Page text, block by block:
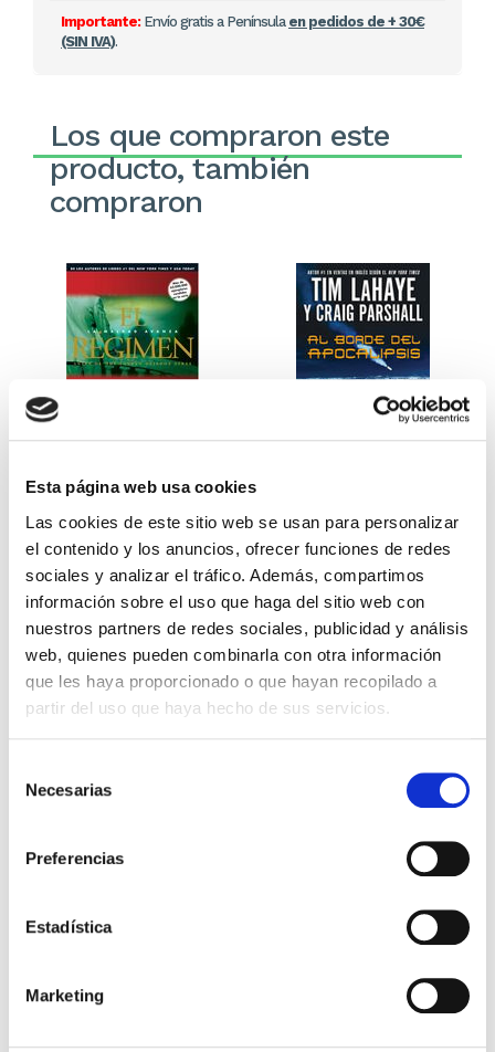
Esta página web usa cookies
Las cookies de este sitio web se usan para personalizar
el contenido y los anuncios, ofrecer funciones de redes
sociales y analizar el tráfico. Además, compartimos
información sobre el uso que haga del sitio web con
nuestros partners de redes sociales, publicidad y análisis
web, quienes pueden combinarla con otra información
que les haya proporcionado o que hayan recopilado a
partir del uso que haya hecho de sus servicios.
Necesarias
Preferencias
Estadística
Marketing
Importante:Envío gratis a Península en pedidos de + 30€
(SIN IVA).
Los que compraron este
producto, también
compraron
El Régimen - 2
Tim LaHaye y Jerry B Jenkins
14,55€
13,82€
Tim LaHaye Craig Parshall
14,24€
Comprar
Otros títulos del autor